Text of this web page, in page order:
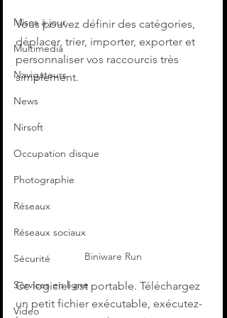
Mises à jour
Multimedia
Navigateurs
News
Nirsoft
Occupation disque
Photographie
Réseaux
Réseaux sociaux
Sécurité
Services en ligne
Video
Vous pouvez définir des catégories,
déplacer, trier, importer, exporter et
personnaliser vos raccourcis très
simplement.
Biniware Run
Ce logiciel est portable. Téléchargez
un petit fichier exécutable, exécutez-